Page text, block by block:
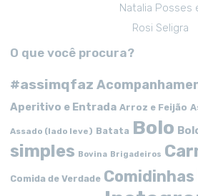
Natalia Posses
Rosi Seligra
O que você procura?
#assimqfaz
Aperitivo e Entrada Arroz e Feijão
Assado (lado leve) Batata Bolo
simples Bovina Brigadeiros
Comida de Verdade Comidinhas